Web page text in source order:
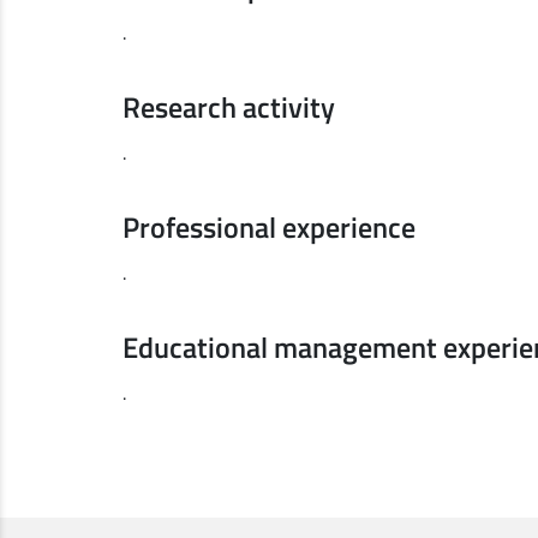
.
Research activity
.
Professional experience
.
Educational management
.